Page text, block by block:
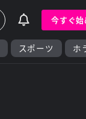
今すぐ始
スポーツ ホ